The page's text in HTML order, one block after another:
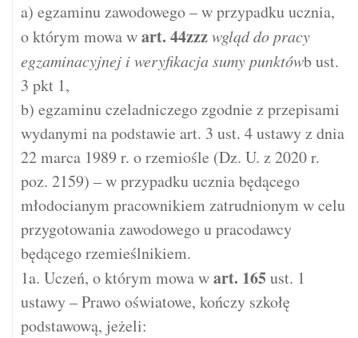
a) egzaminu zawodowego – w przypadku ucznia,
o którym mowa wart. 44zzzwgląd do pracy
egzaminacyjnej i weryfikacja sumy punktówb ust.
3 pkt 1,
b) egzaminu czeladniczego zgodnie z przepisami
wydanymi na podstawie art. 3 ust. 4 ustawy z dnia
22 marca 1989 r. o rzemiośle (Dz. U. z 2020 r.
poz. 2159) – w przypadku ucznia będącego
młodocianym pracownikiem zatrudnionym w celu
przygotowania zawodowego u pracodawcy
będącego rzemieślnikiem.
1a. Uczeń, o którym mowa wart. 165ust. 1
ustawy – Prawo oświatowe, kończy szkołę
podstawową, jeżeli: